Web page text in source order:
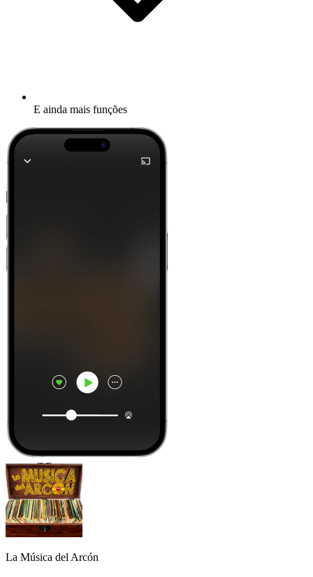
E ainda mais funções
La Música del Arcón